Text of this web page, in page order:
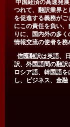
中国経済の高速発
つれて、翻訳業界
を促進する義務が
にこの責任を負い
りに、国内外の多
情報交流の使者を務
信匯翻訳は英語、
訳、外国語間の翻訳
ロシア語、韓国語
し、ビジネス、金融